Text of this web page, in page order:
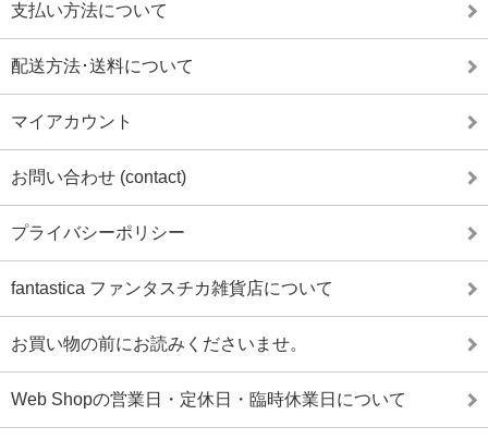
支払い方法について
配送方法･送料について
マイアカウント
お問い合わせ (contact)
プライバシーポリシー
fantastica ファンタスチカ雑貨店について
お買い物の前にお読みくださいませ。
Web Shopの営業日・定休日・臨時休業日について